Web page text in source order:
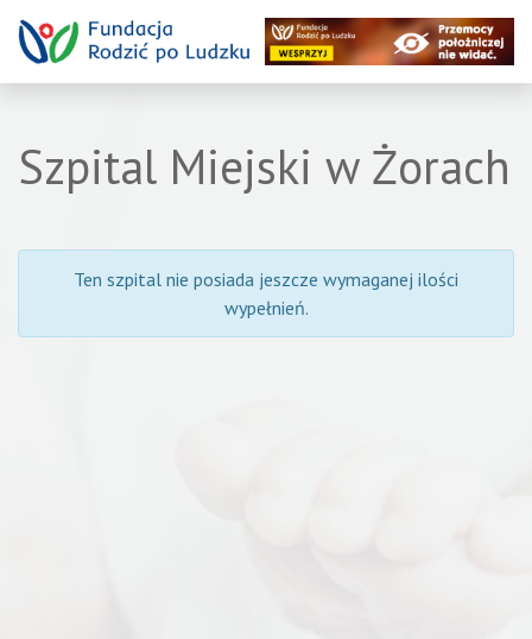
Szpital Miejski w Żorach
Ten szpital nie posiada jeszcze wymaganej ilości
wypełnień.